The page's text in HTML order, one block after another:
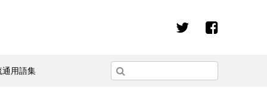
通用語集